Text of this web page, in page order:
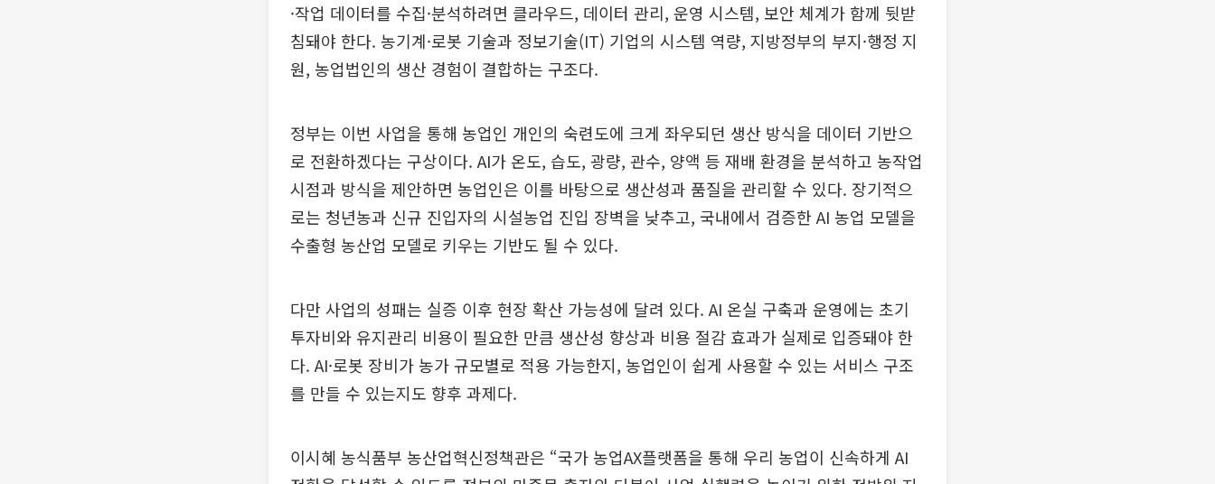
·작업 데이터를 수집·분석하려면 클라우드, 데이터 관리, 운영 시스템, 보안 체계가 함께 뒷받
침돼야 한다. 농기계·로봇 기술과 정보기술(IT) 기업의 시스템 역량, 지방정부의 부지·행정 지
원, 농업법인의 생산 경험이 결합하는 구조다.
정부는 이번 사업을 통해 농업인 개인의 숙련도에 크게 좌우되던 생산 방식을 데이터 기반으
로 전환하겠다는 구상이다. AI가 온도, 습도, 광량, 관수, 양액 등 재배 환경을 분석하고 농작업
시점과 방식을 제안하면 농업인은 이를 바탕으로 생산성과 품질을 관리할 수 있다. 장기적으
로는 청년농과 신규 진입자의 시설농업 진입 장벽을 낮추고, 국내에서 검증한 AI 농업 모델을
수출형 농산업 모델로 키우는 기반도 될 수 있다.
다만 사업의 성패는 실증 이후 현장 확산 가능성에 달려 있다. AI 온실 구축과 운영에는 초기
투자비와 유지관리 비용이 필요한 만큼 생산성 향상과 비용 절감 효과가 실제로 입증돼야 한
다. AI·로봇 장비가 농가 규모별로 적용 가능한지, 농업인이 쉽게 사용할 수 있는 서비스 구조
를 만들 수 있는지도 향후 과제다.
이시혜 농식품부 농산업혁신정책관은 “국가 농업AX플랫폼을 통해 우리 농업이 신속하게 AI